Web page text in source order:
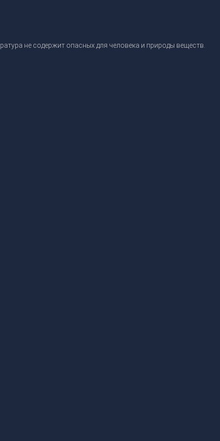
не содержит опасных для человека и природы веществ.